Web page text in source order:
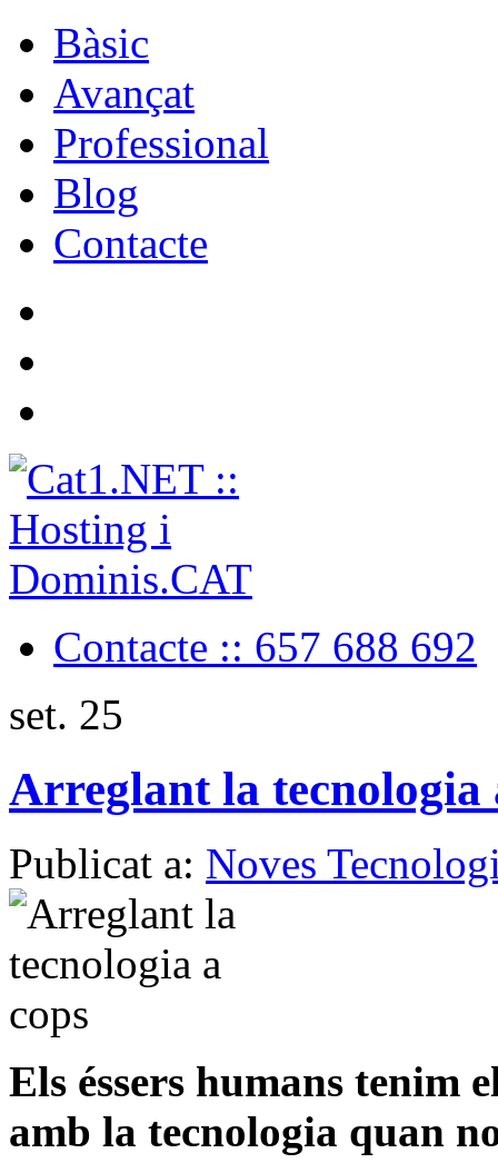
Bàsic
Avançat
Professional
Blog
Contacte
Contacte :: 657 688 692
set. 25
Arreglant la tecnologia
Publicat a: Noves
Els éssers humans tenim
amb la tecnologia quan